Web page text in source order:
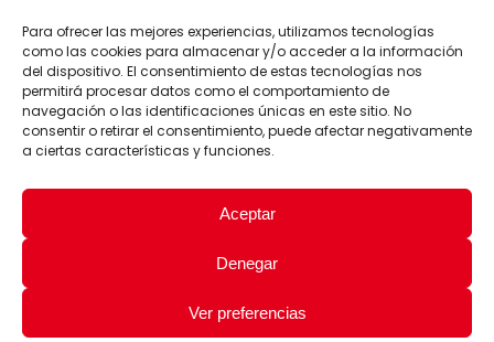
Para ofrecer las mejores experiencias, utilizamos tecnologías
como las cookies para almacenar y/o acceder a la información
del dispositivo. El consentimiento de estas tecnologías nos
permitirá procesar datos como el comportamiento de
navegación o las identificaciones únicas en este sitio. No
consentir o retirar el consentimiento, puede afectar negativamente
a ciertas características y funciones.
Aceptar
Denegar
Ver preferencias